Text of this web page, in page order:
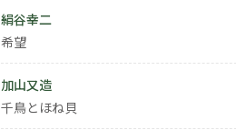
絹谷幸二
希望
加山又造
千鳥とほね貝